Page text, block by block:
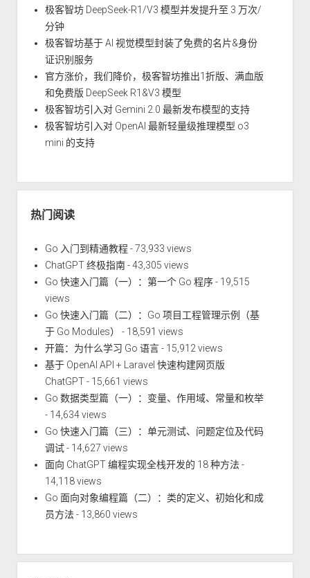
极客智坊 DeepSeek-R1/V3 模型并发提升至 3 万次/
分钟
极客智坊基于 AI 视觉模型封装了免费的名片&身份
证识别服务
官方涨价，我们降价，极客智坊推出1折版、满血版
和免费版 DeepSeek R1&V3 模型
极客智坊引入对 Gemini 2.0 最新发布模型的支持
极客智坊引入对 OpenAI 最新轻量级推理模型 o3
mini 的支持
热门阅读
Go 入门到精通教程- 73,933 views
ChatGPT 终极指南- 43,305 views
Go 快速入门篇（一）：第一个 Go 程序- 19,515
views
Go 快速入门篇（二）：Go 项目工程管理示例（基
于 Go Modules）
- 18,591 views
开篇：为什么学习 Go 语言- 15,912 views
基于 OpenAI API + Laravel 快速构建网页版
ChatGPT- 15,661 views
Go 数据类型篇（一）：变量、作用域、常量和枚举
- 14,634 views
Go 快速入门篇（三）：单元测试、问题定位及代码
调试- 14,627 views
面向 ChatGPT 编程实现全栈开发的 18 种方法-
14,118 views
Go 面向对象编程篇（二）：类的定义、初始化和成
员方法- 13,860 views